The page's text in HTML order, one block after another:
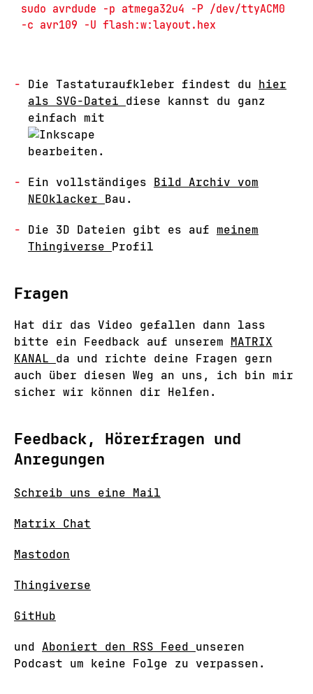
sudo avrdude -p atmega32u4 -P /dev/ttyACM0
Die Tastaturaufkleber findest du hier
als SVG-Datei diese kannst du ganz
einfach mit
bearbeiten.
Ein vollständiges Bild Archiv vom
NEOklacker Bau.
Die 3D Dateien gibt es auf meinem
Thingiverse Profil
Fragen
Hat dir das Video gefallen dann lass
bitte ein Feedback auf unserem MATRIX
KANAL da und richte deine Fragen gern
auch über diesen Weg an uns, ich bin mir
sicher wir können dir Helfen.
Feedback, Hörerfragen und
Anregungen
Schreib uns eine Mail
Matrix Chat
Mastodon
Thingiverse
GitHub
und Aboniert den RSS Feed unseren
Podcast um keine Folge zu verpassen.